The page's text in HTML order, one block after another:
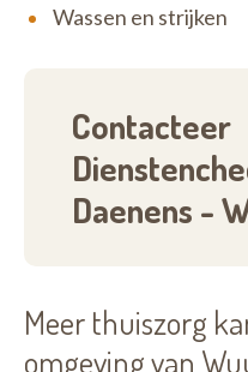
Wassen en strijken
Contacteer
Daenens -
Meer thuiszorg
omgeving van